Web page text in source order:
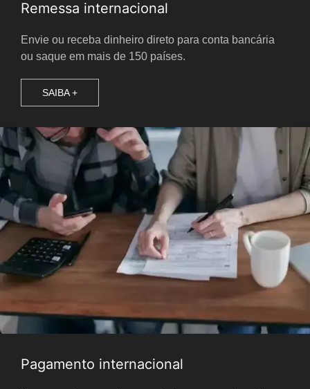
Remessa internacional
Envie ou receba dinheiro direto para conta bancária
ou saque em mais de 150 países.
SAIBA +
Pagamento internacional